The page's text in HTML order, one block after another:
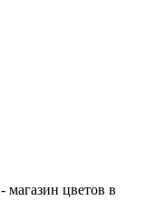
магазин цветов в